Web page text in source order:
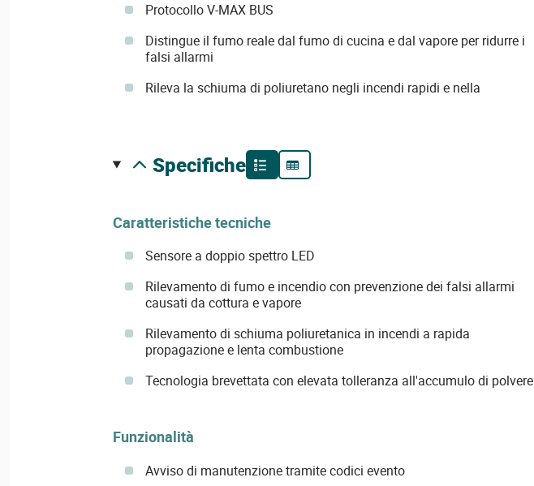
Protocollo V-MAX BUS
Distingue il fumo reale dal fumo di cucina e dal vapore per ridurre i
falsi allarmi
Rileva la schiuma di poliuretano negli incendi rapidi e nella
specifiche
Caratteristiche tecniche
Sensore a doppio spettro LED
Rilevamento di fumo e incendio con prevenzione dei falsi allarmi
causati da cottura e vapore
Rilevamento di schiuma poliuretanica in incendi a rapida
propagazione e lenta combustione
Tecnologia brevettata con elevata tolleranza all'accumulo di polvere
Funzionalità
Avviso di manutenzione tramite codici evento